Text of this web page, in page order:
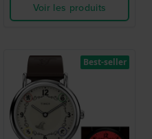
Voir les produits
Best-seller